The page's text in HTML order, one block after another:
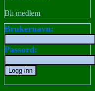
Bli medlem
Brukernavn:
Passord: